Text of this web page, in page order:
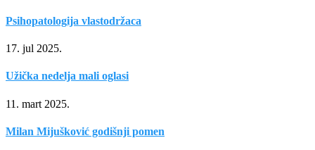
Psihopatologija vlastodržaca
17. jul 2025.
Užička nedelja mali oglasi
11. mart 2025.
Milan Mijušković godišnji pomen